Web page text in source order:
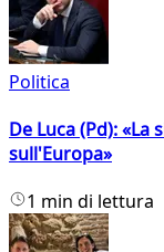
Politica
De Luca (Pd):
sull'Europa»
1 min di lettura